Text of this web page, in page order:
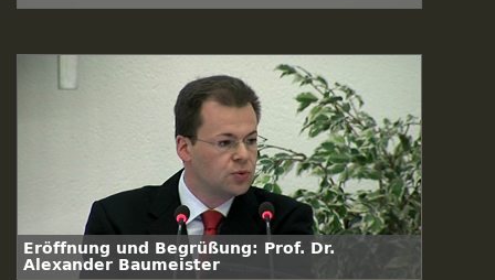
Eröffnung und Begrüßung: Prof. Dr.
Alexander Baumeister